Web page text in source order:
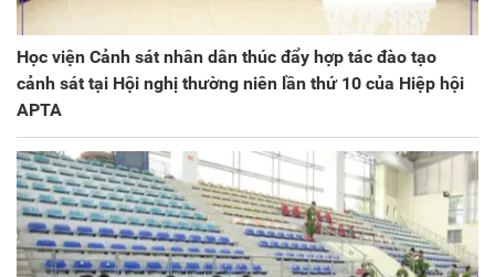
Học viện Cảnh sát nhân dân thúc đẩy hợp tác đào tạo
cảnh sát tại Hội nghị thường niên lần thứ 10 của Hiệp hội
APTA